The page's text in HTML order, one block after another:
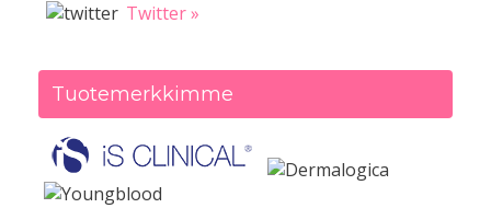
Twitter »
Tuotemerkkimme